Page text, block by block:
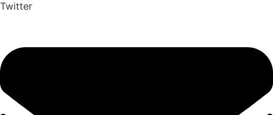
Twitter